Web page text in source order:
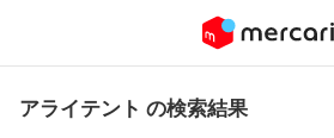
アライテント の検索結果